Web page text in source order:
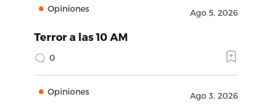
Opiniones Ago 5, 2026
Terror a las 10 AM
0
Opiniones Ago 3, 2026